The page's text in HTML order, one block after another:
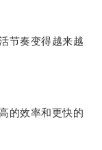
节奏变得越来越
的效率和更快的